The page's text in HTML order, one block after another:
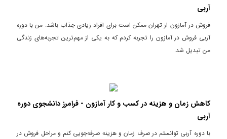
آربی
فروش در آمازون از تهران ممکن است برای افراد زیادی جذاب باشد. من با دوره
آربی فروش در آمازون را تجربه کردم که به یکی از مهم‌ترین تجربه‌های زندگی
من تبدیل شد.
کاهش زمان و هزینه در کسب و کار آمازون - فرامرز دانشجوی دوره
آربی
با دوره آربی توانستم در صرف زمان و هزینه صرفه‌جویی کنم و مراحل فروش در